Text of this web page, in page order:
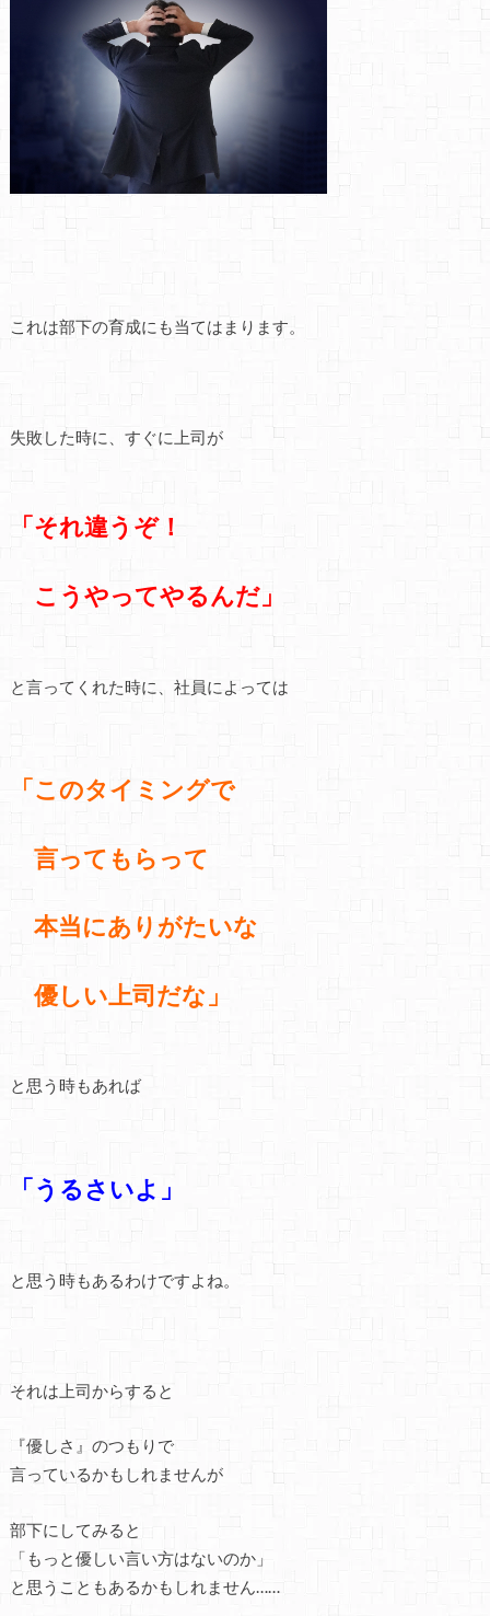
これは部下の育成にも当てはまります。
失敗した時に、すぐに上司が
「それ違うぞ！
こうやってやるんだ」
と言ってくれた時に、社員によっては
「このタイミングで
言ってもらって
本当にありがたいな
優しい上司だな」
と思う時もあれば
「うるさいよ」
と思う時もあるわけですよね。
それは上司からすると
『優しさ』のつもりで
言っているかもしれませんが
部下にしてみると
「もっと優しい言い方はないのか」
と思うこともあるかもしれません……